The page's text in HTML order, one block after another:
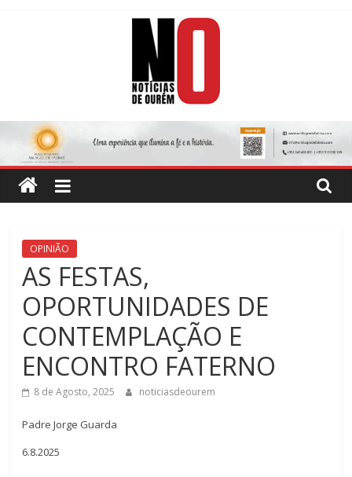
Notícias
de
Ourém
Jornal
Semanário
do
concelho
Ourém
OPINIÃO
AS FESTAS,
OPORTUNIDADES DE
CONTEMPLAÇÃO E
ENCONTRO FATERNO
8 de Agosto, 2025 noticiasdeourem
Padre Jorge Guarda
6.8.2025